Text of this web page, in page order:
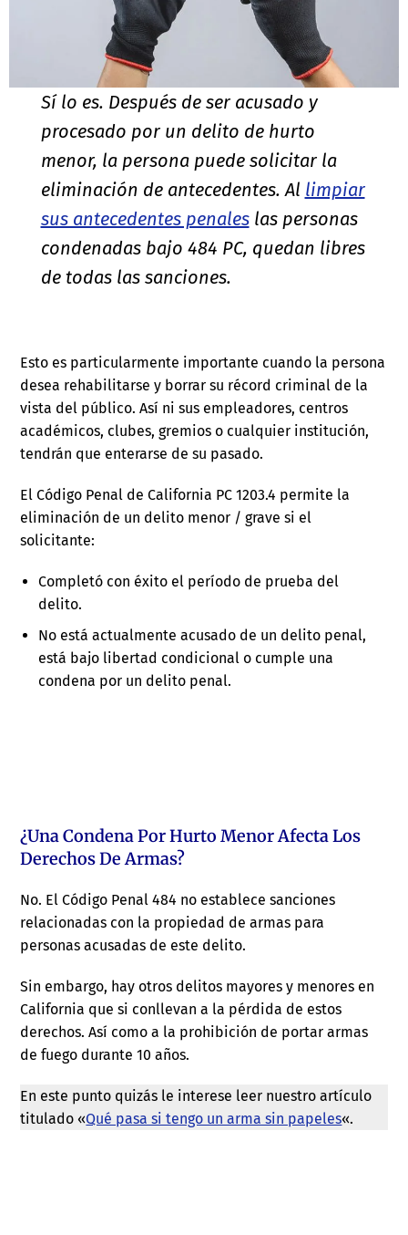
Sí lo es. Después de ser acusado y
procesado por un delito de hurto
menor, la persona puede solicitar la
eliminación de antecedentes. Al limpiar
sus antecedentes penaleslas personas
condenadas bajo 484 PC, quedan libres
de todas las sanciones.
Esto es particularmente importante cuando la persona
desea rehabilitarse y borrar su récord criminal de la
vista del público. Así ni sus empleadores, centros
académicos, clubes, gremios o cualquier institución,
tendrán que enterarse de su pasado.
El Código Penal de California PC 1203.4 permite la
eliminación de un delito menor / grave si el
solicitante:
Completó con éxito el período de prueba del
delito.
No está actualmente acusado de un delito penal,
está bajo libertad condicional o cumple una
condena por un delito penal.
¿Una Condena Por Hurto Menor Afecta Los
Derechos De Armas?
No. El Código Penal 484 no establece sanciones
relacionadas con la propiedad de armas para
personas acusadas de este delito.
Sin embargo, hay otros delitos mayores y menores en
California que si conllevan a la pérdida de estos
derechos. Así como a la prohibición de portar armas
de fuego durante 10 años.
En este punto quizás le interese leer nuestro artículo
titulado «Qué pasa si tengo un arma sin papeles«.